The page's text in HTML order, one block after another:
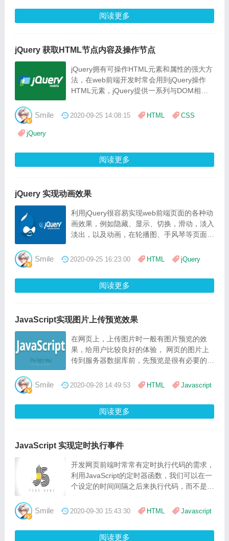
阅读更多
jQuery 获取HTML节点内容及操作节点
jQuery拥有可操作HTML元素和属性的强大方
法，在web前端开发时常会用到jQuery操作
HTML元素，jQuery提供一系列与DOM相关
易
Smile 2020-09-25 14:08:15 HTML CSS
jQuery
阅读更多
jQuery 实现动画效果
利用jQuery很容易实现web前端页面的各种动
画效果，例如隐藏、显示、切换，滑动，淡入
淡出，以及动画，在轮播图、手风琴等页面动
Smile 2020-09-25 16:23:00 HTML jQuery
阅读更多
JavaScript实现图片上传预览效果
在网页上，上传图片时一般有图片预览的效
果，给用户比较良好的体验， 网页的图片上
传到服务器数据库前，先预览是很有必要的一
到数据库，占用服务器存储资源
Smile 2020-09-28 14:49:53 HTML Javascript
阅读更多
JavaScript 实现定时执行事件
开发网页前端时常常有定时执行代码的需求，
利用JavaScript的定时器函数，我们可以在一
个设定的时间间隔之后来执行代码，而不是在
务。
Smile 2020-09-30 15:43:30 HTML Javascript
阅读更多